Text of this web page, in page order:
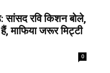
सांसद रवि किशन बोले,
माफिया जरूर मिट्टी
0